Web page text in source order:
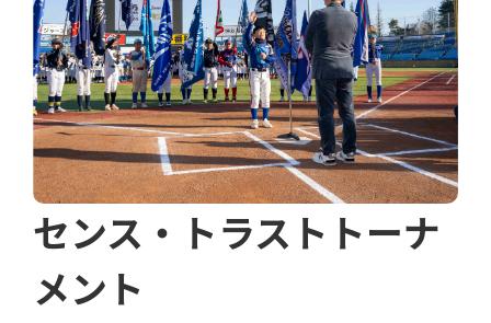
センス・トラストトーナ
メント